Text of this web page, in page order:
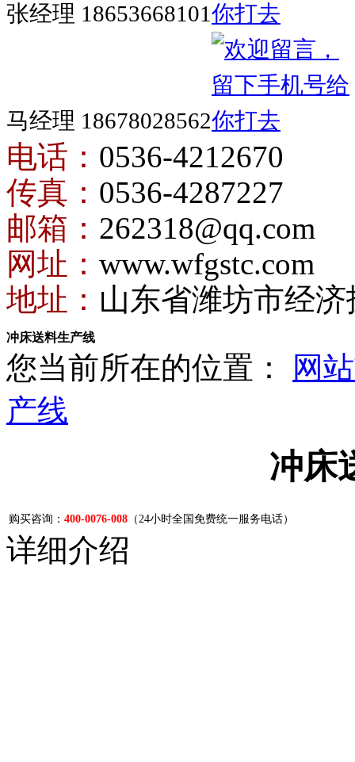
张经理 18653668101
马经理 18678028562
电话： 0536-4212670
传真： 0536-4287227
邮箱： 262318@qq.com
网址： www.wfgstc.com
地址： 山东省潍坊市经
冲床送料生产线
您当前所在的位置：
网
产线
冲床
购买咨询： 400-0076-008 （24小时全国免费统一服务电话）
详细介绍